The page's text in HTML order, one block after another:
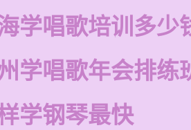
学唱歌培训多少
学唱歌年会排练
学钢琴最快